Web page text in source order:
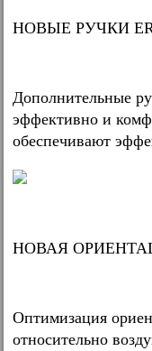
НОВЫЕ РУЧКИ
Дополнительные
эффективно и
обеспечивают
НОВАЯ
Оптимизация
относительно